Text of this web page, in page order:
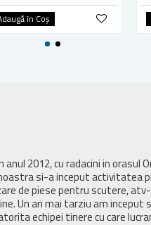
în Coş
2012, cu radacini in orasul
si-a inceput activitatea
de piese pentru scutere,
Un an mai tarziu am inceput
echipei tinere cu care